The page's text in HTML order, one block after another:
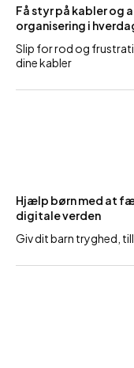
Få styr på kabler og
organisering i
Slip for rod og
dine kabler
Hjælp børn med at
digitale verden
Giv dit barn tryghed,